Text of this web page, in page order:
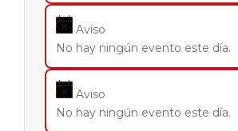
Aviso
No hay ningún evento este día.
Aviso
No hay ningún evento este día.